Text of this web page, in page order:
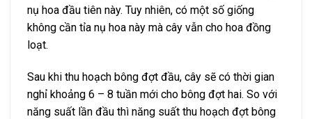
nụ hoa đầu tiên này. Tuy nhiên, có một số giống
không cần tỉa nụ hoa này mà cây vẫn cho hoa đồng
loạt.
Sau khi thu hoạch bông đợt đầu, cây sẽ có thời gian
nghỉ khoảng 6 – 8 tuần mới cho bông đợt hai. So với
năng suất lần đầu thì năng suất thu hoạch đợt bông